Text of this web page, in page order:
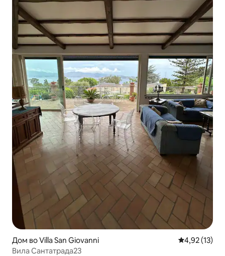
Дом во Villa San Giovanni Просечна
4,92 (13)
Вила Сантатрада23